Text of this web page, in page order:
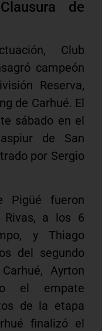
de
Club
campeón
Reserva,
de Carhué. El
sábado en el
de San
por Sergio
Pigüé fueron
Rivas, a los 6
y Thiago
del segundo
Ayrton
el empate
de la etapa
finalizó el